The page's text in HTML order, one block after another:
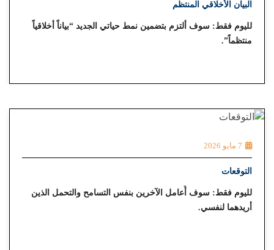
البيان الأخلاقي المنتظم
لليوم فقط: سوف ألتزم بتضمين نمط حياتي الجديد “بياناً أخلاقياً
منتظماً”.
7 مايو 2026
التوقعات
لليوم فقط: سوف أُعامل الآخرين بنفس التسامح والتحمل الذين
أريدهما لنفسي.